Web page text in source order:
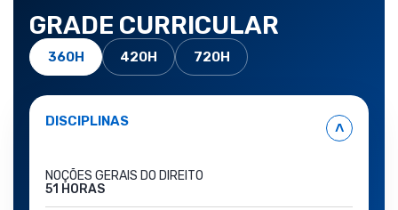
GRADE CURRICULAR
360H 420H 720H
DISCIPLINAS ˄
NOÇÕES GERAIS DO DIREITO
51 HORAS